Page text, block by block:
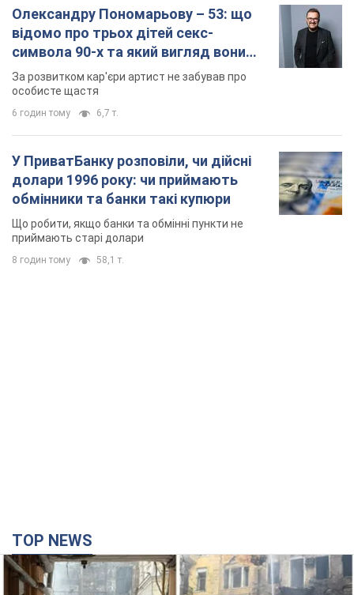
Олександру Пономарьову – 53: що
відомо про трьох дітей секс-
символа 90-х та який вигляд вони
мають
За розвитком кар'єри артист не забував про
особисте щастя
6 годин тому 6,7 т.
У ПриватБанку розповіли, чи дійсні
долари 1996 року: чи приймають
обмінники та банки такі купюри
Що робити, якщо банки та обмінні пункти не
приймають старі долари
8 годин тому 58,1 т.
TOP NEWS